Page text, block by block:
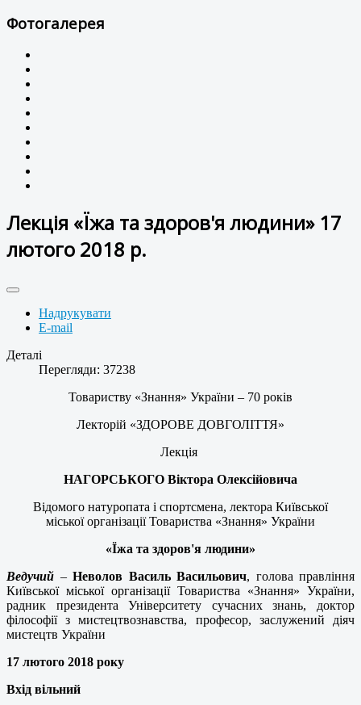
Фотогалерея
Лекція «Їжа та здоров'я людини» 17
лютого 2018 р.
Надрукувати
E-mail
Деталі
Перегляди: 37238
Товариству «Знання» України – 70 років
Лекторій «ЗДОРОВЕ ДОВГОЛІТТЯ»
Лекція
НАГОРСЬКОГО Віктора Олексійовича
Відомого натуропата і спортсмена, лектора Київської
міської організації Товариства «Знання» України
«Їжа та здоров'я людини»
Ведучий – Неволов Василь Васильович, голова правління
Київської міської організації Товариства «Знання» України,
радник президента Університету сучасних знань, доктор
філософії з мистецтвознавства, професор, заслужений діяч
мистецтв України
17 лютого 2018 року
Вхід вільний